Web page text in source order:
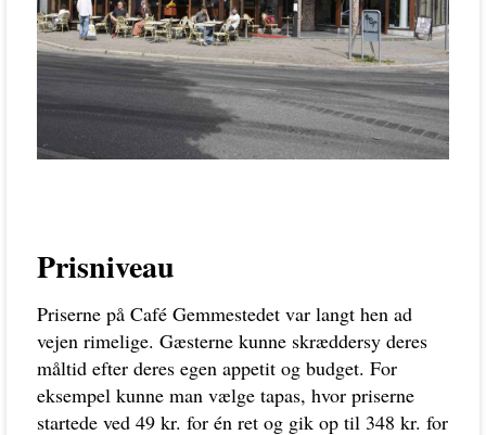
Prisniveau
Priserne på Café Gemmestedet var langt hen ad
vejen rimelige. Gæsterne kunne skræddersy deres
måltid efter deres egen appetit og budget. For
eksempel kunne man vælge tapas, hvor priserne
startede ved 49 kr. for én ret og gik op til 348 kr. for